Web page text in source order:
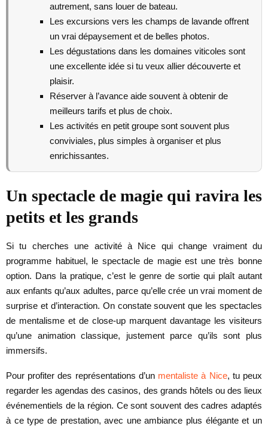
autrement, sans louer de bateau.
Les excursions vers les champs de lavande offrent
un vrai dépaysement et de belles photos.
Les dégustations dans les domaines viticoles sont
une excellente idée si tu veux allier découverte et
plaisir.
Réserver à l’avance aide souvent à obtenir de
meilleurs tarifs et plus de choix.
Les activités en petit groupe sont souvent plus
conviviales, plus simples à organiser et plus
enrichissantes.
Un spectacle de magie qui ravira les
petits et les grands
Si tu cherches une activité à Nice qui change vraiment du
programme habituel, le spectacle de magie est une très bonne
option. Dans la pratique, c’est le genre de sortie qui plaît autant
aux enfants qu’aux adultes, parce qu’elle crée un vrai moment de
surprise et d’interaction. On constate souvent que les spectacles
de mentalisme et de close-up marquent davantage les visiteurs
qu’une animation classique, justement parce qu’ils sont plus
immersifs.
Pour profiter des représentations d’un mentaliste à Nice, tu peux
regarder les agendas des casinos, des grands hôtels ou des lieux
événementiels de la région. Ce sont souvent des cadres adaptés
à ce type de prestation, avec une ambiance plus élégante et un